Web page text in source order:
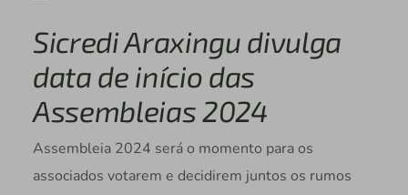
Sicredi Araxingu divulga
data de início das
Assembleias 2024
Assembleia 2024 será o momento para os
associados votarem e decidirem juntos os rumos